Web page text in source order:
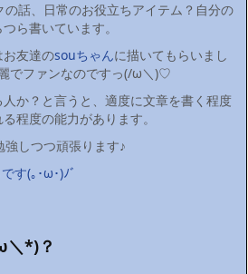
の話、日常のお役立ちアイテム？自分の
ら書いています。
お友達のsouちゃんに描いてもらいまし
でファンなのですっ(/ω＼)♡
か？と言うと、適度に文章を書く程度
程度の能力があります。
しつつ頑張ります♪
す(｡･ω･)ﾉﾞ
＼*)？